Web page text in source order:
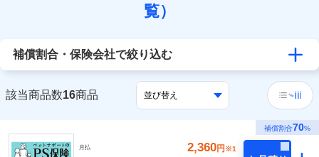
覧）
補償割合・保険会社で絞り込む
該当商品数16商品
補償割合70%
月払 2,360円 ※1